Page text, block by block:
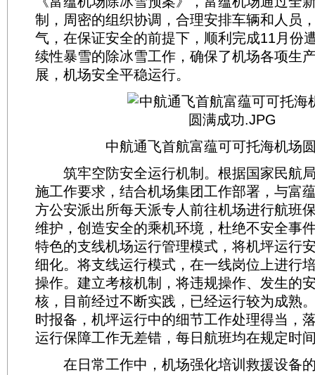
制，周密的组织协调，合理安排车辆和人员
气，在保证安全的前提下，顺利完成11月份
续性暴雪的除冰雪工作，确保了机场各项生
展，机场安全平稳运行。
中航通飞首航富蕴可可托海机场
筑牢空防安全运行机制。根据国家民航局
施工作要求，结合机场集团工作部署，与富
方公安派出所每天派专人前往机场进行航班
维护，创造安全的乘机环境，杜绝不安全事
特色的支线机场运行管理模式，将机坪运行
细化。将支线运行模式，在一线岗位上进行
操作。建立考核机制，将违规操作、发生的
核，目前经过不断实践，已经运行较为成熟
时报备，机坪运行中的细节工作处理得当，
运行保障工作无差错，每日航班均在规定时
在日常工作中，机场强化培训救援设备